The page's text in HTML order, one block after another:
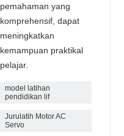
pemahaman yang
komprehensif, dapat
meningkatkan
kemampuan praktikal
pelajar.
model latihan
pendidikan lif
Jurulatih Motor AC
Servo